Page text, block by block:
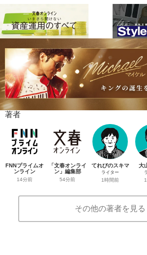
著者
FNNプライムオ
ンライン
14分前
「文春オンライ
ン」編集部
54分前
てれびのスキマ
ライター
1時間前
大
その他の著者を見る